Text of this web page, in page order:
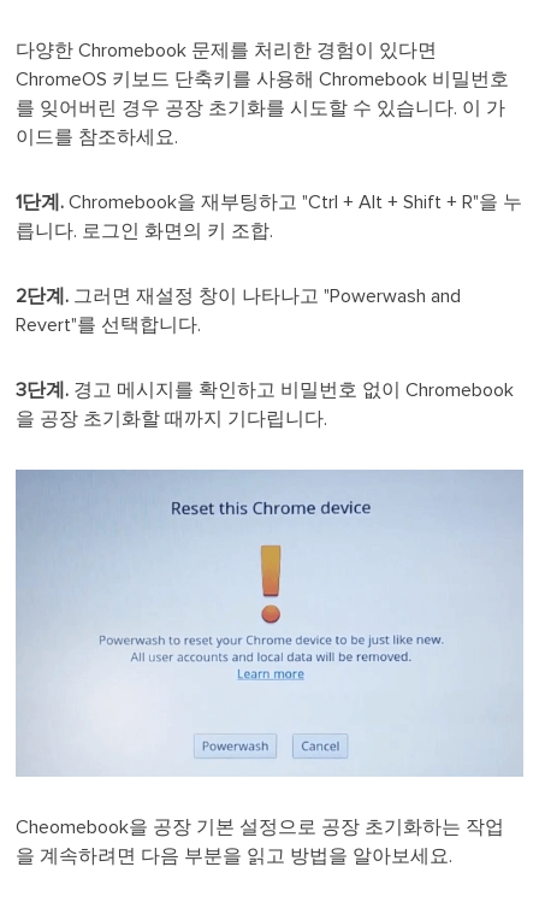
다양한 Chromebook 문제를 처리한 경험이 있다면
ChromeOS 키보드 단축키를 사용해 Chromebook 비밀번호
를 잊어버린 경우 공장 초기화를 시도할 수 있습니다. 이 가
이드를 참조하세요.
1단계. Chromebook을 재부팅하고 "Ctrl + Alt + Shift + R"을 누
릅니다. 로그인 화면의 키 조합.
2단계. 그러면 재설정 창이 나타나고 "Powerwash and
Revert"를 선택합니다.
3단계. 경고 메시지를 확인하고 비밀번호 없이 Chromebook
을 공장 초기화할 때까지 기다립니다.
Cheomebook을 공장 기본 설정으로 공장 초기화하는 작업
을 계속하려면 다음 부분을 읽고 방법을 알아보세요.